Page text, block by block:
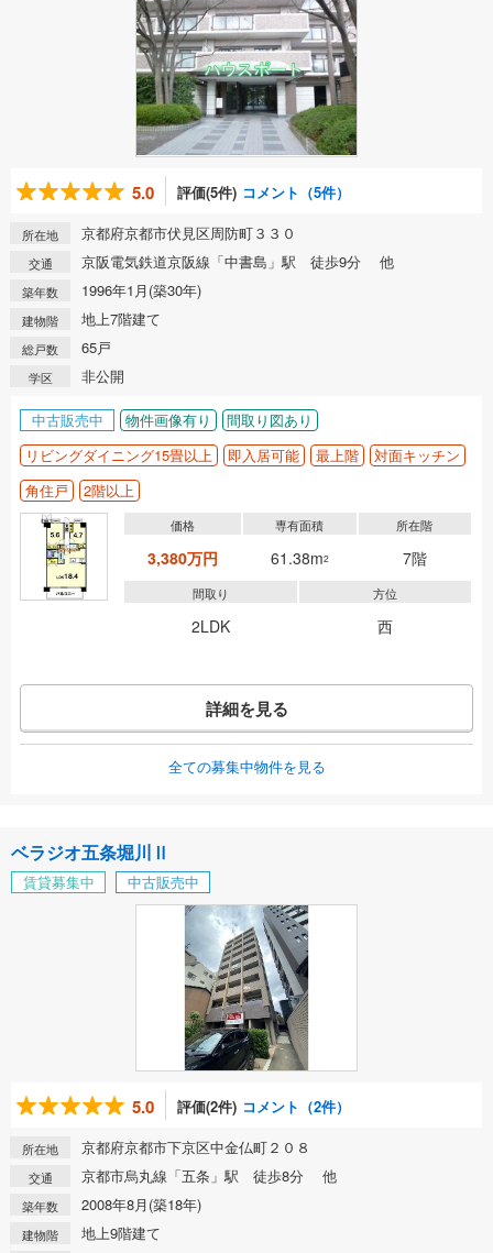
5.0 評価(5件) コメント（5件）
所在地 京都府京都市伏見区周防町３３０
交通 京阪電気鉄道京阪線「中書島」駅 徒歩9分 他
築年数 1996年1月(築30年)
建物階 地上7階建て
総戸数 65戸
学区 非公開
中古販売中 物件画像有り
間取り図あり
リビングダイニング15畳以上
即入居可能 最上階
対面キッチン
角住戸
2階以上
価格
3,380万円
専有面積
61.38m2
所在階
7階
間取り
2LDK
方位
西
詳細を見る
全ての募集中物件を見る
ベラジオ五条堀川Ⅱ
賃貸募集中 中古販売中
5.0 評価(2件) コメント（2件）
所在地 京都府京都市下京区中金仏町２０８
交通 京都市烏丸線「五条」駅 徒歩8分 他
築年数 2008年8月(築18年)
建物階 地上9階建て